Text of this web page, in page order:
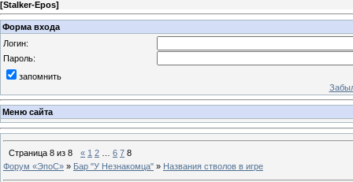
[Stalker-Epos]
Форма входа
Логин:
Пароль:
запомнить
Меню сайта
Страница 8 из 8 « 1 2 6 7 8
Форум «ЭпоС» » Бар "У Незнакомца" » Названия стволов в игре